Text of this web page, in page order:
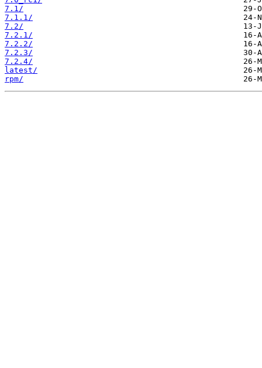
7.1/
7.1.1/
7.2/
7.2.1/
7.2.2/
7.2.3/
7.2.4/
latest/
rpm/